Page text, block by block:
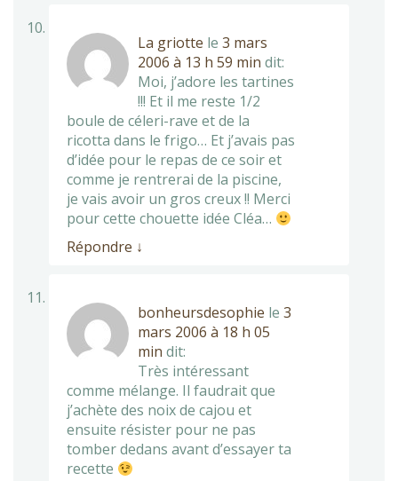
La griotte le 3 mars
2006 à 13 h 59 min dit:
Moi, j’adore les tartines
!!! Et il me reste 1/2
boule de céleri-rave et de la
ricotta dans le frigo… Et j’avais pas
d’idée pour le repas de ce soir et
comme je rentrerai de la piscine,
je vais avoir un gros creux !! Merci
pour cette chouette idée Cléa…
Répondre ↓
bonheursdesophie le 3
mars 2006 à 18 h 05
min dit:
Très intéressant
comme mélange. Il faudrait que
j’achète des noix de cajou et
ensuite résister pour ne pas
tomber dedans avant d’essayer ta
recette